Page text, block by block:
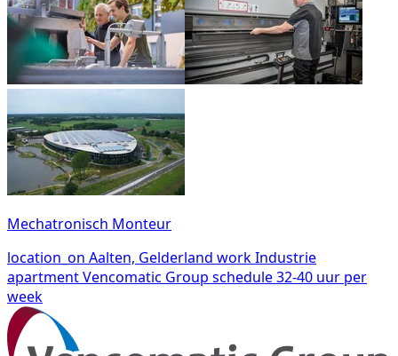
Mechatronisch Monteur
location_on Aalten, Gelderland workIndustrie
apartmentVencomatic Group schedule32-40 uur per
week